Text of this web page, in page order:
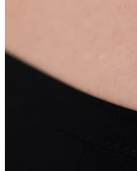
Netikri auskarai